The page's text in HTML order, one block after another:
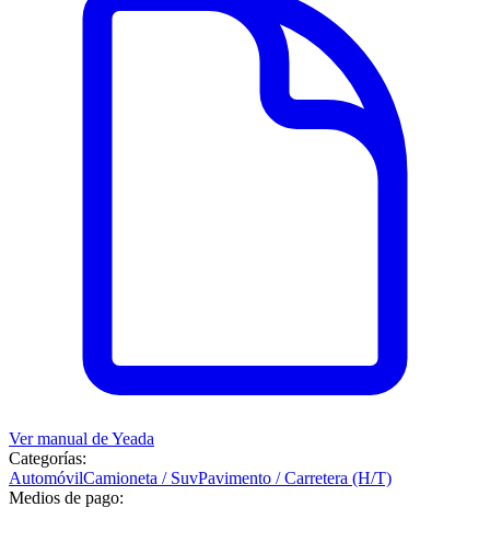
Ver manual deYeada
Categorías:
AutomóvilCamioneta / SuvPavimento / Carretera (H/T)
Medios de pago: